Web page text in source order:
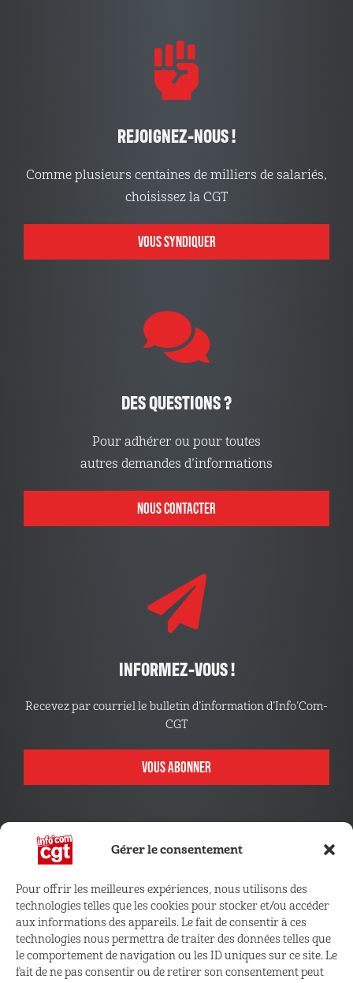
Gérer le consentement
Pour offrir les meilleures expériences, nous utilisons des
technologies telles que les cookies pour stocker et/ou accéder
aux informations des appareils. Le fait de consentir à ces
technologies nous permettra de traiter des données telles que
le comportement de navigation ou les ID uniques sur ce site. Le
fait de ne pas consentir ou de retirer son consentement peut
REJOIGNEZ-NOUS !
Comme plusieurs centaines de milliers de salariés,
choisissez la CGT
VOUS SYNDIQUER
DES QUESTIONS ?
Pour adhérer ou pour toutes
autres demandes d’informations
NOUS CONTACTER
INFORMEZ-VOUS !
Recevez par courriel le bulletin d’information d’Info’Com-
CGT
VOUS ABONNER
CONNECTEZ VOUS !
Retrouvez les outils, infos et services qui vous sont